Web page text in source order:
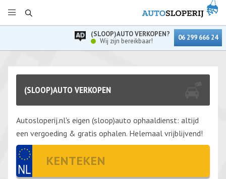
(SLOOP)AUTO VERKOPEN?
Wij zijn bereikbaar!
06 299 666 24
(SLOOP)AUTO VERKOPEN
Autosloperij.nl's eigen (sloop)auto ophaaldienst: altijd
een vergoeding & gratis ophalen. Helemaal vrijblijvend!